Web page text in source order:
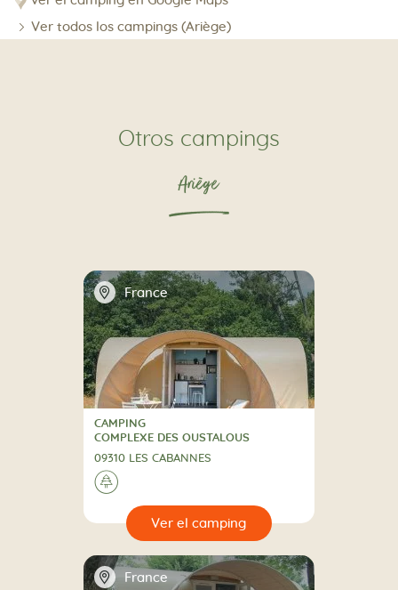
Ver todos los campings (Ariège)
Otros campings
Ariège
📍 France
CAMPING
CAMPING
COMPLEXE DES OUSTALOUS
09310 LES CABANNES
🌲
📍 France